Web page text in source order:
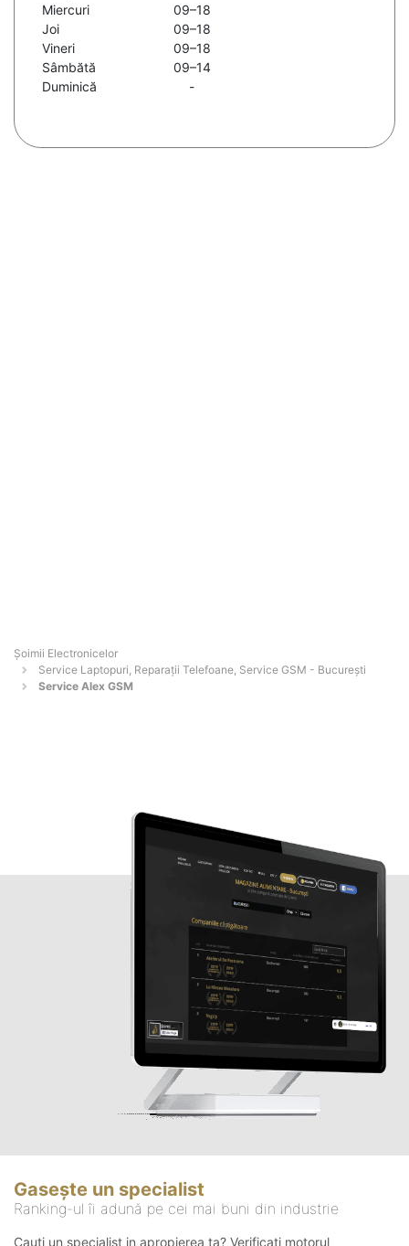
Miercuri
09–18
Joi
09–18
Vineri
09–18
Sâmbătă
09–14
Duminică
-
Șoimii Electronicelor
Service Laptopuri, Reparații Telefoane, Service GSM - Bucureşti
Service Alex GSM
Gasește un specialist
Ranking-ul îi adună pe cei mai buni din industrie
Cauți un specialist in apropierea ta? Verificați motorul